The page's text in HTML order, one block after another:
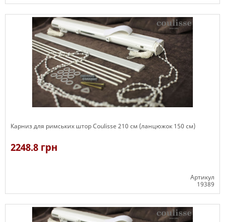
Карниз для римських штор Coulisse 210 см (ланцюжок 150 см)
2248.8 грн
Артикул
19389